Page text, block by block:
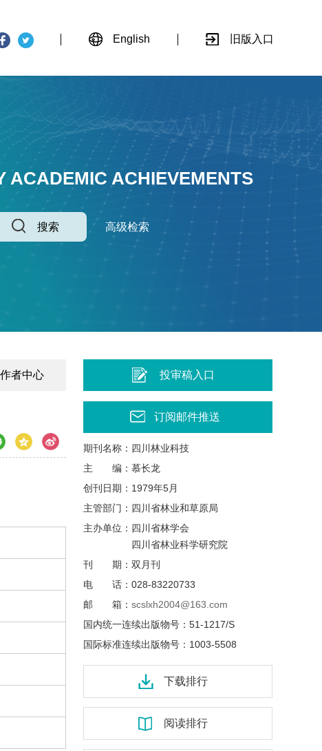
English 旧版入口
ACADEMIC ACHIEVEMENTS
搜索 高级检索
作者中心 投审稿入口
订阅邮件推送
期刊名称： 四川林业科技
主 编： 慕长龙
创刊日期： 1979年5月
主管部门： 四川省林业和草原局
主办单位： 四川省林学会
四川省林业科学研究院
刊 期： 双月刊
电 话： 028-83220733
邮 箱： scslxh2004@163.com
国内统一连续出版物号： 51-1217/S
国际标准连续出版物号： 1003-5508
下载排行
阅读排行